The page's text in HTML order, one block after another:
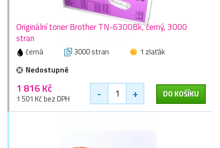
Originální toner Brother TN-6300Bk, černý, 3000
stran
černá 3000 stran
1 zlaťák
Nedostupné
1 816 Kč
1 501 Kč bez DPH - + DO KOŠÍKU